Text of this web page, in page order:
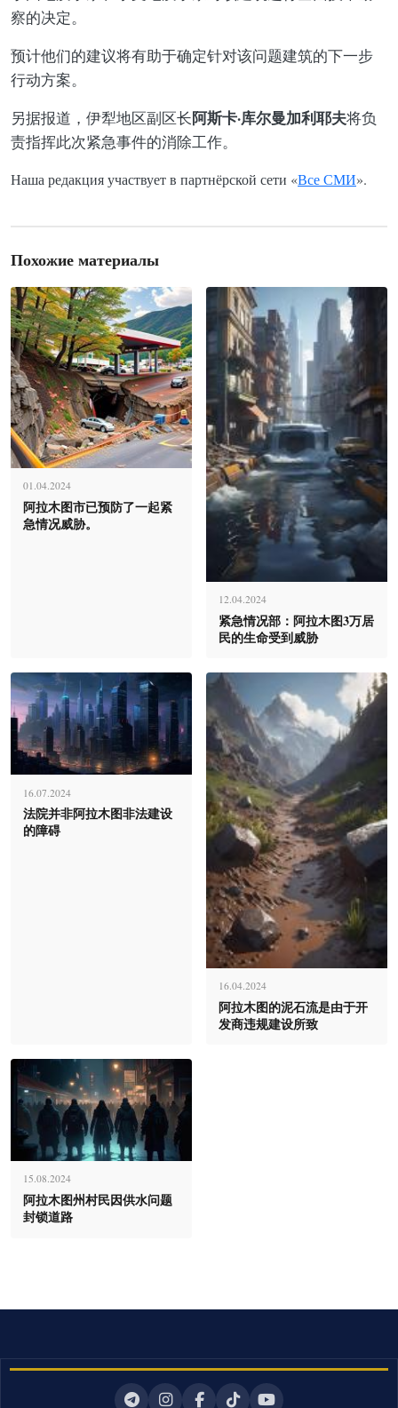
察的决定。
预计他们的建议将有助于确定针对该问题建筑的下一步
行动方案。
另据报道，伊犁地区副区长阿斯卡·库尔曼加利耶夫将负
责指挥此次紧急事件的消除工作。
Наша редакция участвует в партнёрской сети «Все СМИ».
Похожие материалы
01.04.2024
阿拉木图市已预防了一起紧
急情况威胁。
12.04.2024
紧急情况部：阿拉木图3万居
民的生命受到威胁
16.07.2024
法院并非阿拉木图非法建设
的障碍
16.04.2024
阿拉木图的泥石流是由于开
发商违规建设所致
15.08.2024
阿拉木图州村民因供水问题
封锁道路